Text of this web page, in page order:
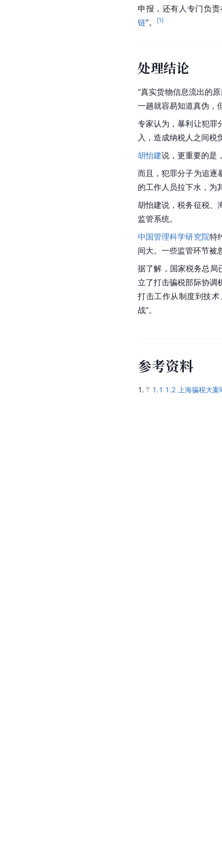
申报，还有人专门负
链”。 [1]
处理结论
“真实货物信息流出的
一趟就容易知道真伪，
专家认为，暴利让犯罪
入，造成纳税人之间税
胡怡建说，更重要的是
而且，犯罪分子为追逐
的工作人员拉下水，为
胡怡建说，税务征税、
监管系统。
中国管理科学研究院特
间大。一些监管环节被
据了解，国家税务总局
立了打击骗税部际协调
打击工作从制度到技
战”。
参考资料
1. 1.1 1.2 上海骗税大